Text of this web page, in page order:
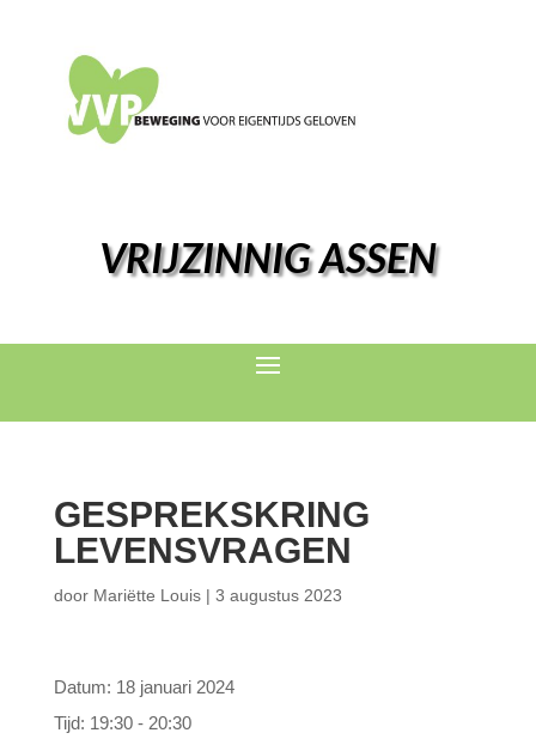
VRIJZINNIG ASSEN
GESPREKSKRING
LEVENSVRAGEN
door Mariëtte Louis| 3 augustus 2023
Datum: 18 januari 2024
Tijd: 19:30 - 20:30